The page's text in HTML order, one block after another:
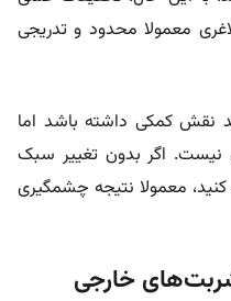
معمولا محدود و تدریجی
نقش کمکی داشته باشد اما
نیست. اگر بدون تغییر سبک
معمولا نتیجه چشمگیری
خارجی